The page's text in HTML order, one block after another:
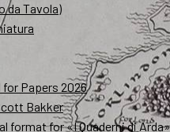
da Tavola)
for Papers 2026
Bakker
format for «I Quaderni di Arda»